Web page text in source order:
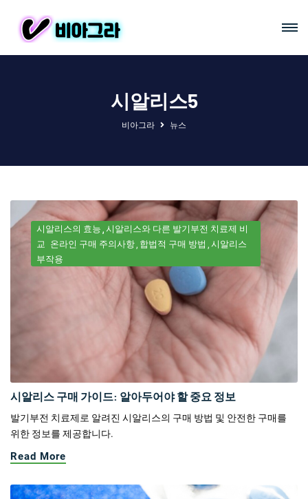
시알리스5
비아그라 뉴스
시알리스의 효능 시알리스와 다른 발기부전 치료제 비
교 온라인 구매 주의사항 합법적 구매 방법 시알리스
부작용
시알리스 구매 가이드: 알아두어야 할 중요 정보
발기부전 치료제로 알려진 시알리스의 구매 방법 및 안전한 구매를
위한 정보를 제공합니다.
Read More